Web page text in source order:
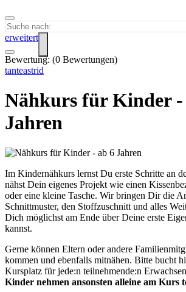
erweitert
Bewertung: (0 Bewertungen)
tanteastrid
Nähkurs für Kinder -
Jahren
Im Kindernähkurs lernst Du erste Schritte an
nähst Dein eigenes Projekt wie einen
oder eine kleine Tasche. Wir bringen Dir die
Schnittmuster, den Stoffzuschnitt und alles
Dich möglichst am Ende über Deine erste
kannst.
Gerne können Eltern oder andere
kommen und ebenfalls mitnähen. Bitte bucht
Kursplatz für jede:n teilnehmende:n
Kinder nehmen ansonsten alleine am Kurs